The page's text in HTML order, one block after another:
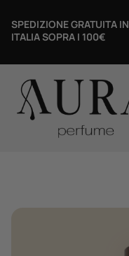
SPEDIZIONE GRATUITA IN
ITALIA SOPRA I 100€